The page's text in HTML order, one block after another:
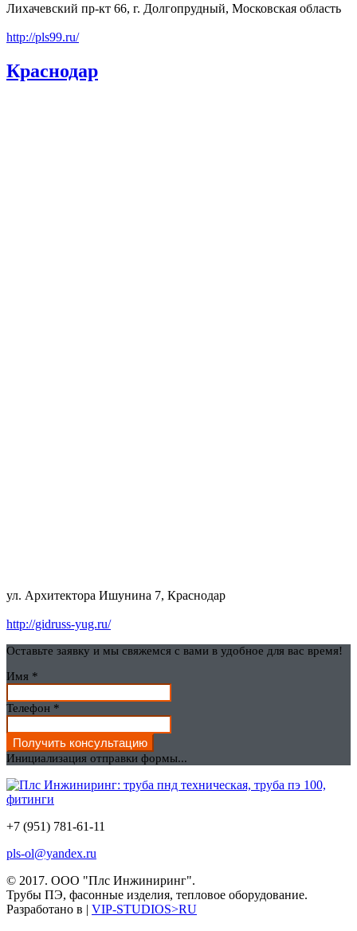
Лихачевский пр-кт 66, г. Долгопрудный, Московская область
http://pls99.ru/
Краснодар
ул. Архитектора Ишунина 7, Краснодар
http://gidruss-yug.ru/
Оставьте заявку и мы свяжемся с вами в удобное для вас время!
Имя *
Телефон *
Получить консультацию
Инициализация отправки формы...
+7 (951) 781-61-11
pls-ol@yandex.ru
© 2017. ООО "Плс Инжиниринг".
Трубы ПЭ, фасонные изделия, тепловое оборудование.
Разработано в | VIP-STUDIOS>RU